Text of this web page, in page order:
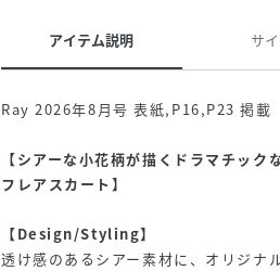
アイテム説明 サ
Ray 2026年8月号 表紙,P16,P23 掲載
【シアーな小花柄が描くドラマチッ
フレアスカート】
【Design/Styling】
透け感のあるシアー素材に、オリジナ